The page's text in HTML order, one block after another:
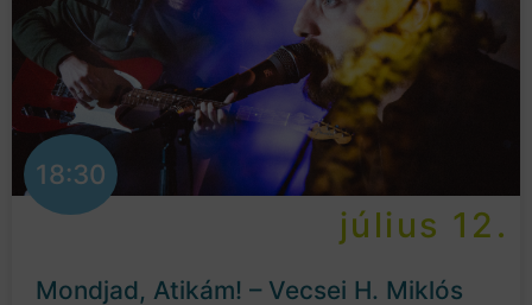
18:30
július 12.
Mondjad, Atikám! – Vecsei H. Miklós